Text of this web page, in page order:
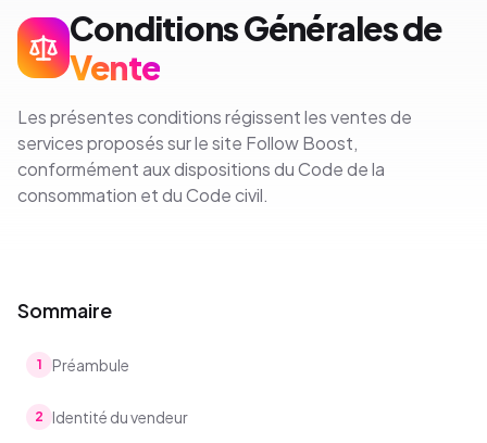
Conditions Générales de
Vente
Les présentes conditions régissent les ventes de
services proposés sur le site Follow Boost,
conformément aux dispositions du Code de la
consommation et du Code civil.
Sommaire
1 Préambule
2 Identité du vendeur